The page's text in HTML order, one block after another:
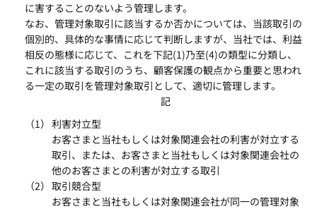
に害することのないよう管理します。
なお、管理対象取引に該当するか否かについては、当該取引の
個別的、具体的な事情に応じて判断しますが、当社では、利益
相反の態様に応じて、これを下記(1)乃至(4)の類型に分類し、
これに該当する取引のうち、顧客保護の観点から重要と思われ
る一定の取引を管理対象取引として、適切に管理します。
記
利害対立型
お客さまと当社もしくは対象関連会社の利害が対立する
取引、または、お客さまと当社もしくは対象関連会社の
他のお客さまとの利害が対立する取引
取引競合型
お客さまと当社もしくは対象関連会社が同一の管理対象